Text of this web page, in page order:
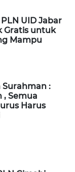
UID Jabar
Gratis untuk
Mampu
Surahman :
, Semua
Harus